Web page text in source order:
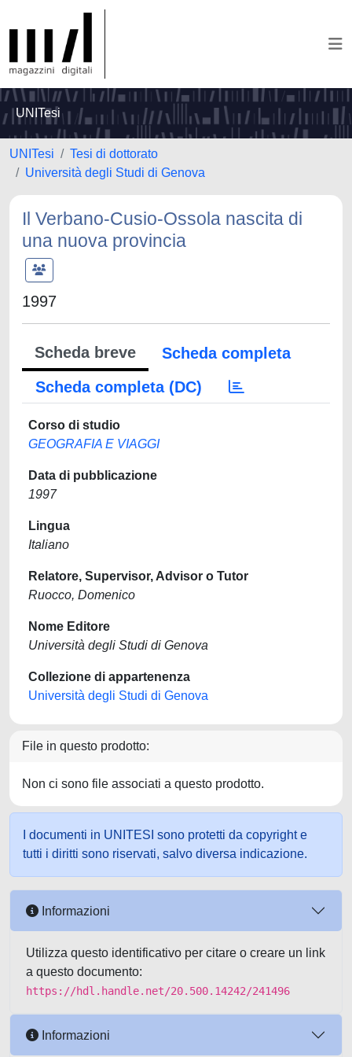
UNITesi
UNITesi
Tesi di dottorato
Università degli Studi di Genova
Il Verbano-Cusio-Ossola nascita di
una nuova provincia
1997
Scheda breve
Scheda completa
Scheda completa (DC)
Corso di studio
GEOGRAFIA E VIAGGI
Data di pubblicazione
1997
Lingua
Italiano
Relatore, Supervisor, Advisor o Tutor
Ruocco, Domenico
Nome Editore
Università degli Studi di Genova
Collezione di appartenenza
Università degli Studi di Genova
File in questo prodotto:
Non ci sono file associati a questo prodotto.
I documenti in UNITESI sono protetti da copyright e
tutti i diritti sono riservati, salvo diversa indicazione.
Informazioni
Utilizza questo identificativo per citare o creare un link
a questo documento:
https://hdl.handle.net/20.500.14242/241496
Informazioni